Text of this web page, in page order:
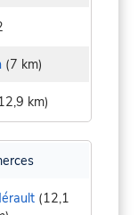
(7 km)
km)
(12,1